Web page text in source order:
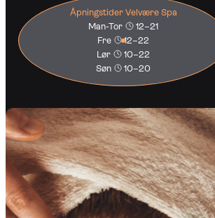
Åpningstider Velvære Spa
Man-Tor
12–21
Fre
12–22
Lør
10–22
Søn
10–20